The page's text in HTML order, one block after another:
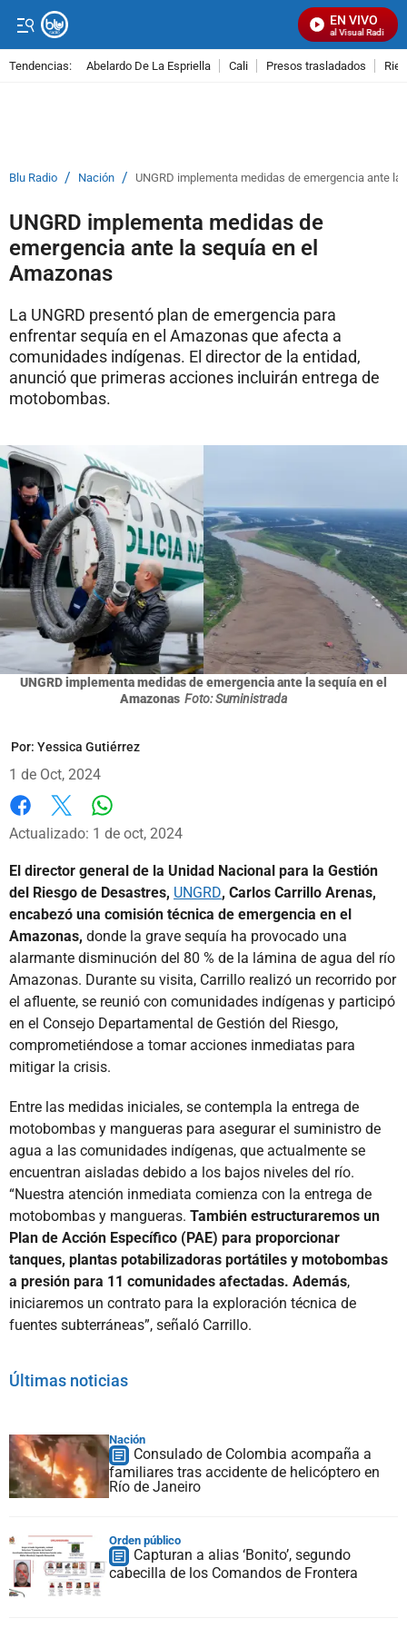
EN VIVO
Señal Visual Radio
Tendencias: Abelardo De La Espriella Cali Presos trasladados
Blu Radio / Nación / UNGRD implementa medidas de emergencia ante la
UNGRD implementa medidas de
emergencia ante la sequía en el
Amazonas
La UNGRD presentó plan de emergencia para
enfrentar sequía en el Amazonas que afecta a
comunidades indígenas. El director de la entidad,
anunció que primeras acciones incluirán entrega de
motobombas.
UNGRD implementa medidas de emergencia ante la sequía en el
Amazonas Foto: Suministrada
Por: Yessica Gutiérrez
1 de Oct, 2024
Facebook
X
Actualizado: 1 de oct, 2024
El director general de la Unidad Nacional para la Gestión
del Riesgo de Desastres, UNGRD, Carlos Carrillo Arenas,
encabezó una comisión técnica de emergencia en el
Amazonas, donde la grave sequía ha provocado una
alarmante disminución del 80 % de la lámina de agua del río
Amazonas. Durante su visita, Carrillo realizó un recorrido por
el afluente, se reunió con comunidades indígenas y participó
en el Consejo Departamental de Gestión del Riesgo,
comprometiéndose a tomar acciones inmediatas para
mitigar la crisis.
Entre las medidas iniciales, se contempla la entrega de
motobombas y mangueras para asegurar el suministro de
agua a las comunidades indígenas, que actualmente se
encuentran aisladas debido a los bajos niveles del río.
“Nuestra atención inmediata comienza con la entrega de
motobombas y mangueras. También estructuraremos un
Plan de Acción Específico (PAE) para proporcionar
tanques, plantas potabilizadoras portátiles y motobombas
a presión para 11 comunidades afectadas. Además,
iniciaremos un contrato para la exploración técnica de
fuentes subterráneas”, señaló Carrillo.
Últimas noticias
Nación
Consulado de Colombia acompaña a
familiares tras accidente de helicóptero en
Río de Janeiro
Orden público
Capturan a alias ‘Bonito’, segundo
cabecilla de los Comandos de Frontera